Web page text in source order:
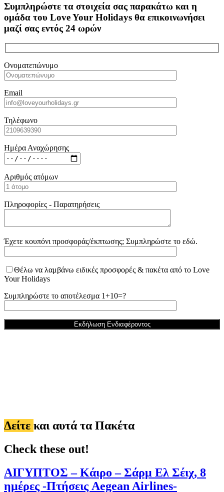
Συμπληρώστε τα στοιχεία σας παρακάτω και η
ομάδα του Love Your Holidays θα επικοινωνήσει
μαζί σας εντός 24 ωρών
Ονοματεπώνυμο
Email
Τηλέφωνο
Ημέρα Αναχώρησης
Αριθμός ατόμων
Πληροφορίες - Παρατηρήσεις
Έχετε κουπόνι προσφοράς/έκπτωσης; Συμπληρώστε το εδώ.
Θέλω να λαμβάνω ειδικές προσφορές & πακέτα από το Love
Your Holidays
Συμπληρώστε το αποτέλεσμα 1+10=?
Δείτε και αυτά τα Πακέτα
Check these out!
ΑΙΓΥΠΤΟΣ – Κάιρο – Σάρμ Ελ Σέιχ, 8
ημέρες -Πτήσεις Aegean Airlines-